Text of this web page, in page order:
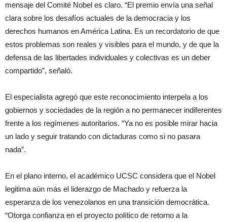
mensaje del Comité Nobel es claro. “El premio envía una señal
clara sobre los desafíos actuales de la democracia y los
derechos humanos en América Latina. Es un recordatorio de que
estos problemas son reales y visibles para el mundo, y de que la
defensa de las libertades individuales y colectivas es un deber
compartido”, señaló.
El especialista agregó que este reconocimiento interpela a los
gobiernos y sociedades de la región a no permanecer indiferentes
frente a los regímenes autoritarios. “Ya no es posible mirar hacia
un lado y seguir tratando con dictaduras como si no pasara
nada”.
En el plano interno, el académico UCSC considera que el Nobel
legitima aún más el liderazgo de Machado y refuerza la
esperanza de los venezolanos en una transición democrática.
“Otorga confianza en el proyecto político de retorno a la